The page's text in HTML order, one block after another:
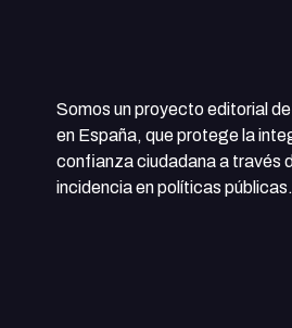
Somos un proyecto editorial
en España, que protege la
confianza ciudadana a través
incidencia en políticas públicas.